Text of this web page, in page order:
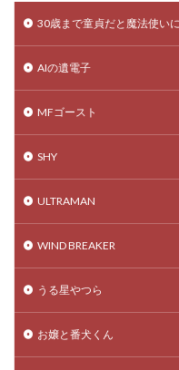
30歳まで童貞だと魔法使い
AIの遺電子
MFゴースト
SHY
ULTRAMAN
WIND BREAKER
うる星やつら
お嬢と番犬くん